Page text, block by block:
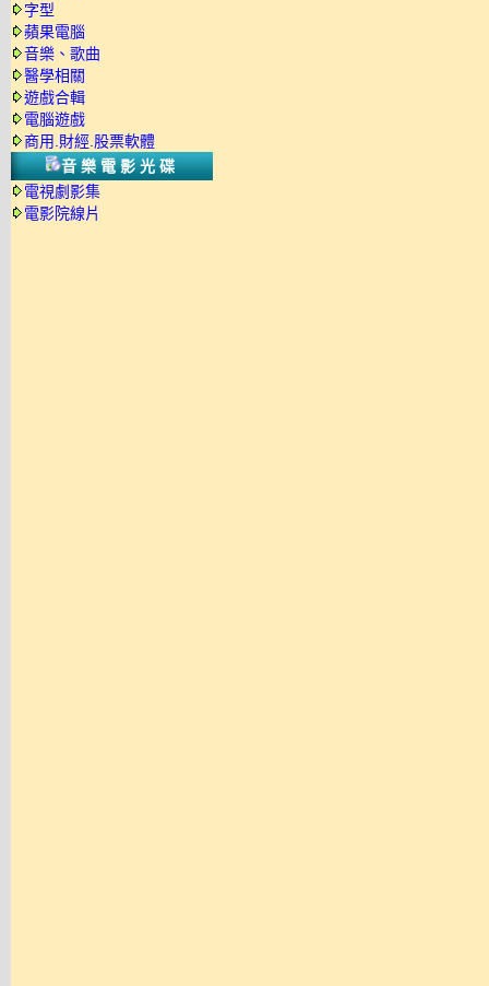
字型
蘋果電腦
音樂、歌曲
醫學相關
遊戲合輯
電腦遊戲
商用.財經.股票軟體
音樂電影光碟
電視劇影集
電影院線片